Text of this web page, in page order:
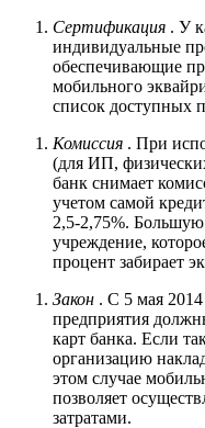
Сертификация . У
индивидуальные
обеспечивающие
мобильного
список доступных
Комиссия . При
(для ИП,
банк снимает
учетом самой
2,5-2,75%. Большую
учреждение,
процент забирает
Закон . С 5 мая
предприятия
карт банка. Если
организацию
этом случае
позволяет
затратами.